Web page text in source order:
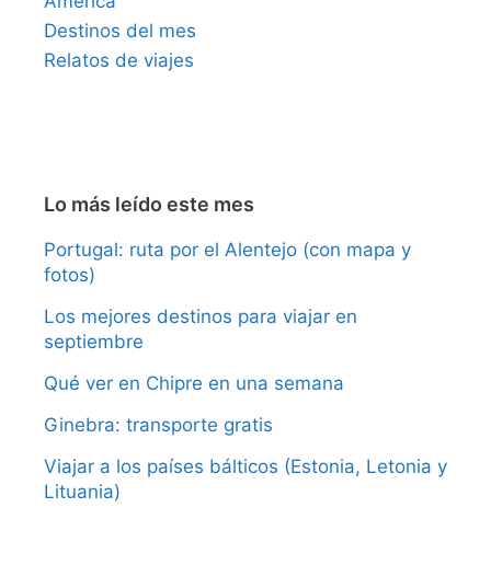
Destinos del mes
Relatos de viajes
Lo más leído este mes
Portugal: ruta por el Alentejo (con mapa y
fotos)
Los mejores destinos para viajar en
septiembre
Qué ver en Chipre en una semana
Ginebra: transporte gratis
Viajar a los países bálticos (Estonia, Letonia y
Lituania)